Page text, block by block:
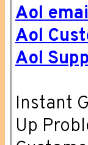
Aol
Aol
Aol
Instant
Up